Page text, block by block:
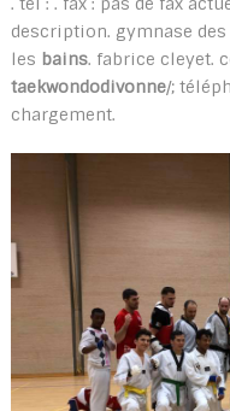
description. gymnase
les bains. fabrice cleyet.
taekwondodivonne/;
chargement.